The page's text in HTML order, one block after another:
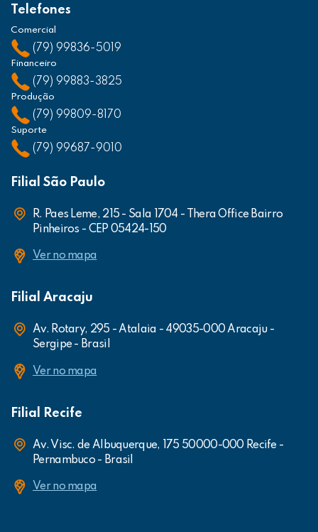
Telefones
Comercial
(79) 99836-5019
Financeiro
(79) 99883-3825
Produção
(79) 99809-8170
Suporte
(79) 99687-9010
Filial São Paulo
R. Paes Leme, 215 - Sala 1704 - Thera Office Bairro
Pinheiros - CEP 05424-150
Ver no mapa
Filial Aracaju
Av. Rotary, 295 - Atalaia - 49035-000 Aracaju -
Sergipe - Brasil
Ver no mapa
Filial Recife
Av. Visc. de Albuquerque, 175 50000-000 Recife -
Pernambuco - Brasil
Ver no mapa